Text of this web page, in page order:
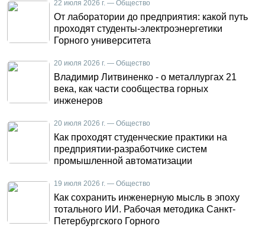
22 июля 2026 г. — Общество
От лаборатории до предприятия: какой путь
проходят студенты-электроэнергетики
Горного университета
20 июля 2026 г. — Общество
Владимир Литвиненко - о металлургах 21
века, как части сообщества горных
инженеров
20 июля 2026 г. — Общество
Как проходят студенческие практики на
предприятии-разработчике систем
промышленной автоматизации
19 июля 2026 г. — Общество
Как сохранить инженерную мысль в эпоху
тотального ИИ. Рабочая методика Санкт-
Петербургского Горного